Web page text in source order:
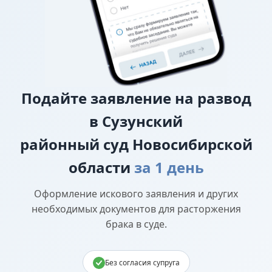
Подайте заявление на развод
в Сузунский
районный суд Новосибирской
области за 1 день
Оформление искового заявления и других
необходимых документов для расторжения
брака в суде.
Без согласия супруга